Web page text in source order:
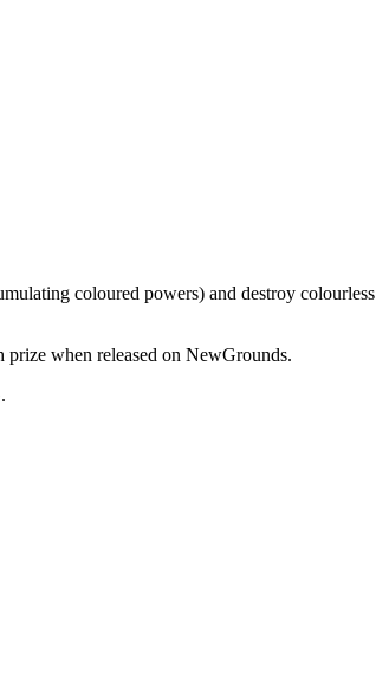
coloured powers) and destroy colourless
when released on NewGrounds.